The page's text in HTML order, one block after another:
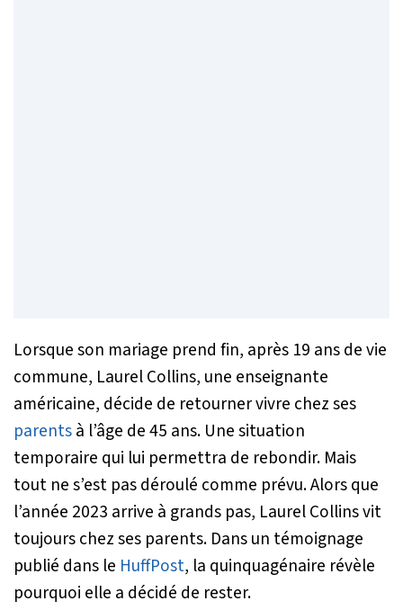
Lorsque son mariage prend fin, après 19 ans de vie
commune, Laurel Collins, une enseignante
américaine, décide de retourner vivre chez ses
parentsà l’âge de 45 ans. Une situation
temporaire qui lui permettra de rebondir. Mais
tout ne s’est pas déroulé comme prévu. Alors que
l’année 2023 arrive à grands pas, Laurel Collins vit
toujours chez ses parents. Dans un témoignage
publié dans le HuffPost, la quinquagénaire révèle
pourquoi elle a décidé de rester.